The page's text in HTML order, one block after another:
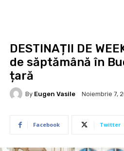
DESTINAȚII DE
de săptămână în
țară
By Eugen Vasile Noiembrie 7,
Facebook Twitter